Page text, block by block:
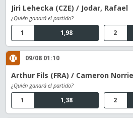
Jiri Lehecka (CZE) / Jodar, Rafael
¿Quién ganará el partido?
1,98
1 2
09/08 01:10
Arthur Fils (FRA) / Cameron Norrie
¿Quién ganará el partido?
1,38
1 2